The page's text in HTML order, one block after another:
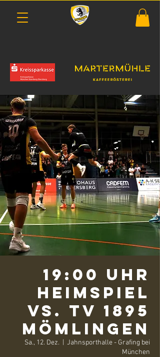
19:00 Uhr
Heimspiel
vs. TV 1895
Mömlingen
Sa., 12. Dez.
Jahnsporthalle - Grafing bei
München